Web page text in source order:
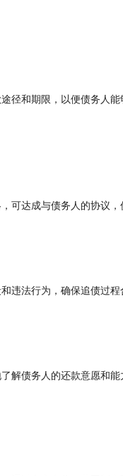
和期限，以便债务人能
达成与债务人的协议，
法行为，确保追债过程
债务人的还款意愿和能